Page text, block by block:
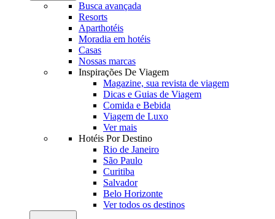
Busca avançada
Resorts
Aparthotéis
Moradia em hotéis
Casas
Nossas marcas
Inspirações De Viagem
Magazine, sua revista de viagem
Dicas e Guias de Viagem
Comida e Bebida
Viagem de Luxo
Ver mais
Hotéis Por Destino
Rio de Janeiro
São Paulo
Curitiba
Salvador
Belo Horizonte
Ver todos os destinos